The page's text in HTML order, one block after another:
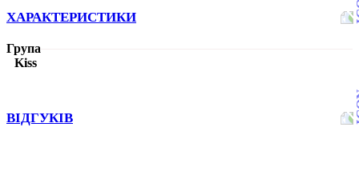
ХАРАКТЕРИСТИКИ
Група
Kiss
ВІДГУКІВ